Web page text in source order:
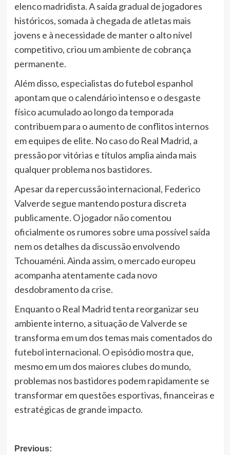
elenco madridista. A saída gradual de jogadores
históricos, somada à chegada de atletas mais
jovens e à necessidade de manter o alto nível
competitivo, criou um ambiente de cobrança
permanente.
Além disso, especialistas do futebol espanhol
apontam que o calendário intenso e o desgaste
físico acumulado ao longo da temporada
contribuem para o aumento de conflitos internos
em equipes de elite. No caso do Real Madrid, a
pressão por vitórias e títulos amplia ainda mais
qualquer problema nos bastidores.
Apesar da repercussão internacional, Federico
Valverde segue mantendo postura discreta
publicamente. O jogador não comentou
oficialmente os rumores sobre uma possível saída
nem os detalhes da discussão envolvendo
Tchouaméni. Ainda assim, o mercado europeu
acompanha atentamente cada novo
desdobramento da crise.
Enquanto o Real Madrid tenta reorganizar seu
ambiente interno, a situação de Valverde se
transforma em um dos temas mais comentados do
futebol internacional. O episódio mostra que,
mesmo em um dos maiores clubes do mundo,
problemas nos bastidores podem rapidamente se
transformar em questões esportivas, financeiras e
estratégicas de grande impacto.
Post
Previous: